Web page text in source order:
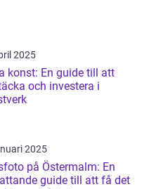
2025
konst: En guide till att
och investera i
2025
på Östermalm: En
guide till att få det